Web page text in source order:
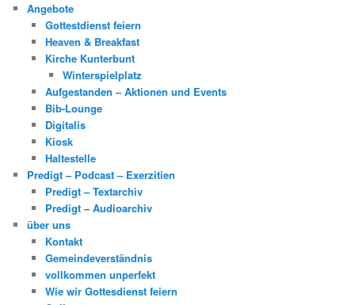
Angebote
Gottestdienst feiern
Heaven & Breakfast
Kirche Kunterbunt
Winterspielplatz
Aufgestanden – Aktionen und Events
Bib-Lounge
Digitalis
Kiosk
Haltestelle
Predigt – Podcast – Exerzitien
Predigt – Textarchiv
Predigt – Audioarchiv
über uns
Kontakt
Gemeindeverständnis
vollkommen unperfekt
Wie wir Gottesdienst feiern